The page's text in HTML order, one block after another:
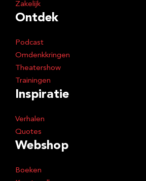
Zakelijk
Ontdek
Podcast
Omdenkkringen
Theatershow
Trainingen
Inspiratie
Verhalen
Quotes
Webshop
Boeken